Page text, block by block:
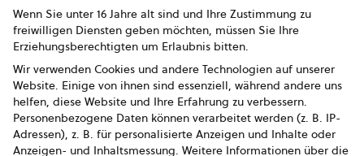
Impressum
Datenschutz
AGB
AGB Marketing GmbH
AGB Bildung
Wenn Sie unter 16 Jahre alt sind und Ihre Zustimmung zu
freiwilligen Diensten geben möchten, müssen Sie Ihre
Erziehungsberechtigten um Erlaubnis bitten.
Wir verwenden Cookies und andere Technologien auf unserer
Website. Einige von ihnen sind essenziell, während andere uns
helfen, diese Website und Ihre Erfahrung zu verbessern.
Personenbezogene Daten können verarbeitet werden (z. B. IP-
Adressen), z. B. für personalisierte Anzeigen und Inhalte oder
Anzeigen- und Inhaltsmessung. Weitere Informationen über die